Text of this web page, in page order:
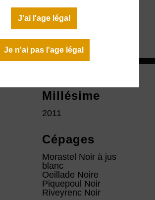
J'ai l'age légal
Je n'ai pas l'age légal
la fiche technique
Millésime
2011
Cépages
Morastel Noir à jus
blanc
Oeillade Noire
Piquepoul Noir
Riveyrenc Noir